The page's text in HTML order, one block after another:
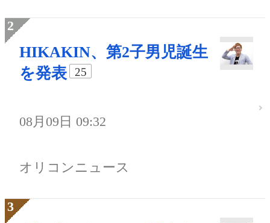
HIKAKIN、第2子男児誕生
を発表
25
08月09日 09:32
オリコンニュース